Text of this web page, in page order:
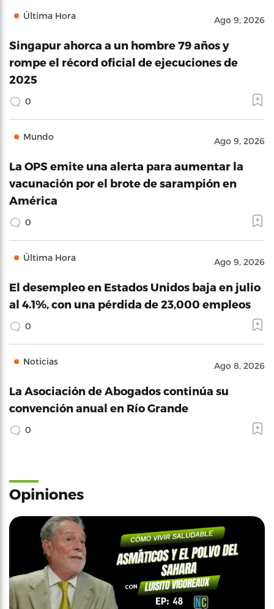
Última Hora Ago 9, 2026
Singapur ahorca a un hombre 79 años y
rompe el récord oficial de ejecuciones de
2025
0
Mundo Ago 9, 2026
La OPS emite una alerta para aumentar la
vacunación por el brote de sarampión en
América
0
Última Hora Ago 9, 2026
El desempleo en Estados Unidos baja en julio
al 4.1%, con una pérdida de 23,000 empleos
0
Noticias Ago 8, 2026
La Asociación de Abogados continúa su
convención anual en Río Grande
0
Opiniones